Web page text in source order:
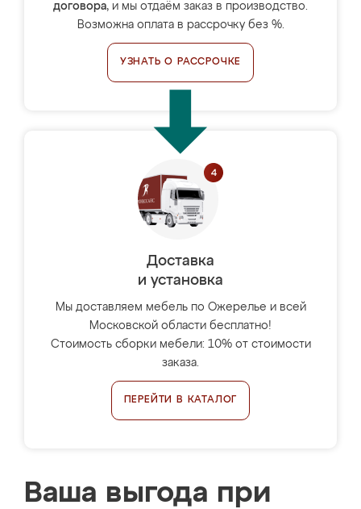
договора, и мы отдаём заказ в производство.
Возможна оплата в рассрочку без %.
УЗНАТЬ О РАССРОЧКЕ
Доставка
и установка
Мы доставляем мебель по Ожерелье и всей
Московской области бесплатно!
Стоимость сборки мебели: 10% от стоимости
заказа.
ПЕРЕЙТИ В КАТАЛОГ
Ваша выгода при